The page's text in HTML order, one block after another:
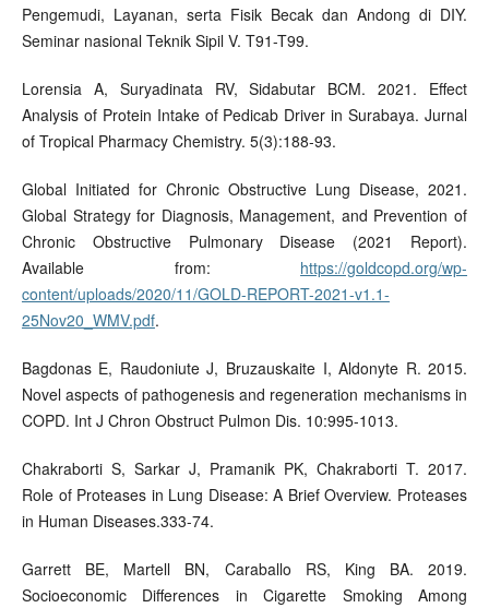
Pengemudi, Layanan, serta Fisik Becak dan Andong di DIY.
Seminar nasional Teknik Sipil V. T91-T99.
Lorensia A, Suryadinata RV, Sidabutar BCM. 2021. Effect
Analysis of Protein Intake of Pedicab Driver in Surabaya. Jurnal
of Tropical Pharmacy Chemistry. 5(3):188-93.
Global Initiated for Chronic Obstructive Lung Disease, 2021.
Global Strategy for Diagnosis, Management, and Prevention of
Chronic Obstructive Pulmonary Disease (2021 Report).
Available from: https://goldcopd.org/wp-
content/uploads/2020/11/GOLD-REPORT-2021-v1.1-
25Nov20_WMV.pdf.
Bagdonas E, Raudoniute J, Bruzauskaite I, Aldonyte R. 2015.
Novel aspects of pathogenesis and regeneration mechanisms in
COPD. Int J Chron Obstruct Pulmon Dis. 10:995-1013.
Chakraborti S, Sarkar J, Pramanik PK, Chakraborti T. 2017.
Role of Proteases in Lung Disease: A Brief Overview. Proteases
in Human Diseases.333-74.
Garrett BE, Martell BN, Caraballo RS, King BA. 2019.
Socioeconomic Differences in Cigarette Smoking Among